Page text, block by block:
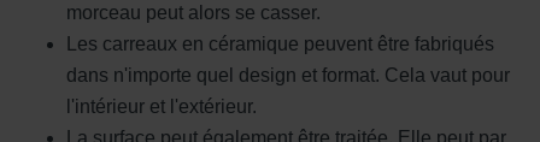
morceau peut alors se casser.
Les carreaux en céramique peuvent être fabriqués
dans n'importe quel design et format. Cela vaut pour
l'intérieur et l'extérieur.
La surface peut également être traitée. Elle peut par